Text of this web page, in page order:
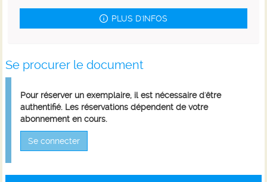
PLUS D'INFOS
Se procurer le document
Pour réserver un exemplaire, il est nécessaire d'être
authentifié. Les réservations dépendent de votre
abonnement en cours.
Se connecter